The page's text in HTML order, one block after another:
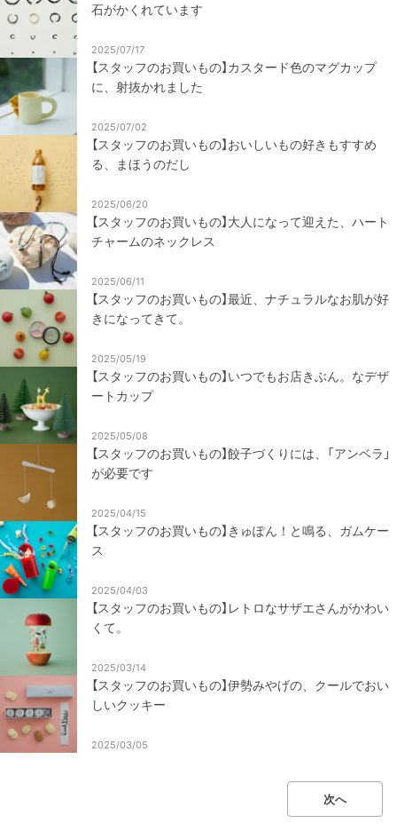
石がかくれています
2025/07/17
【スタッフのお買いもの】カスタード色のマグカップ
に、射抜かれました
2025/07/02
【スタッフのお買いもの】おいしいもの好きもすすめ
る、まほうのだし
2025/06/20
【スタッフのお買いもの】大人になって迎えた、ハート
チャームのネックレス
2025/06/11
【スタッフのお買いもの】最近、ナチュラルなお肌が好
きになってきて。
2025/05/19
【スタッフのお買いもの】いつでもお店きぶん。なデザ
ートカップ
2025/05/08
【スタッフのお買いもの】餃子づくりには、「アンベラ」
が必要です
2025/04/15
【スタッフのお買いもの】きゅぽん！と鳴る、ガムケー
ス
2025/04/03
【スタッフのお買いもの】レトロなサザエさんがかわい
くて。
2025/03/14
【スタッフのお買いもの】伊勢みやげの、クールでおい
しいクッキー
2025/03/05
次へ